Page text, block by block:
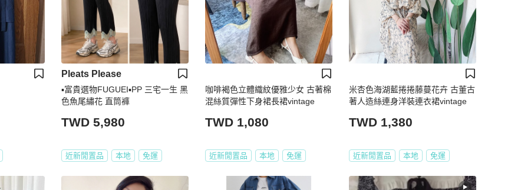
Pleats Please
▪️富貴選物FUGUEI▪️PP 三宅一生 黑
色魚尾繡花 直筒褲
TWD 5,980
近新閒置品 本地 免運
咖啡褐色立體織紋優雅少女 古著棉
混絲質彈性下身裙長裙vintage
TWD 1,080
近新閒置品 本地 免運
米杏色海湖藍捲捲藤蔓花卉 古董古
著人造絲連身洋裝連衣裙vintage
TWD 1,380
近新閒置品 本地 免運